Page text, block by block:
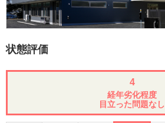
状態評価
4
経年劣化程度
目立った問題なし